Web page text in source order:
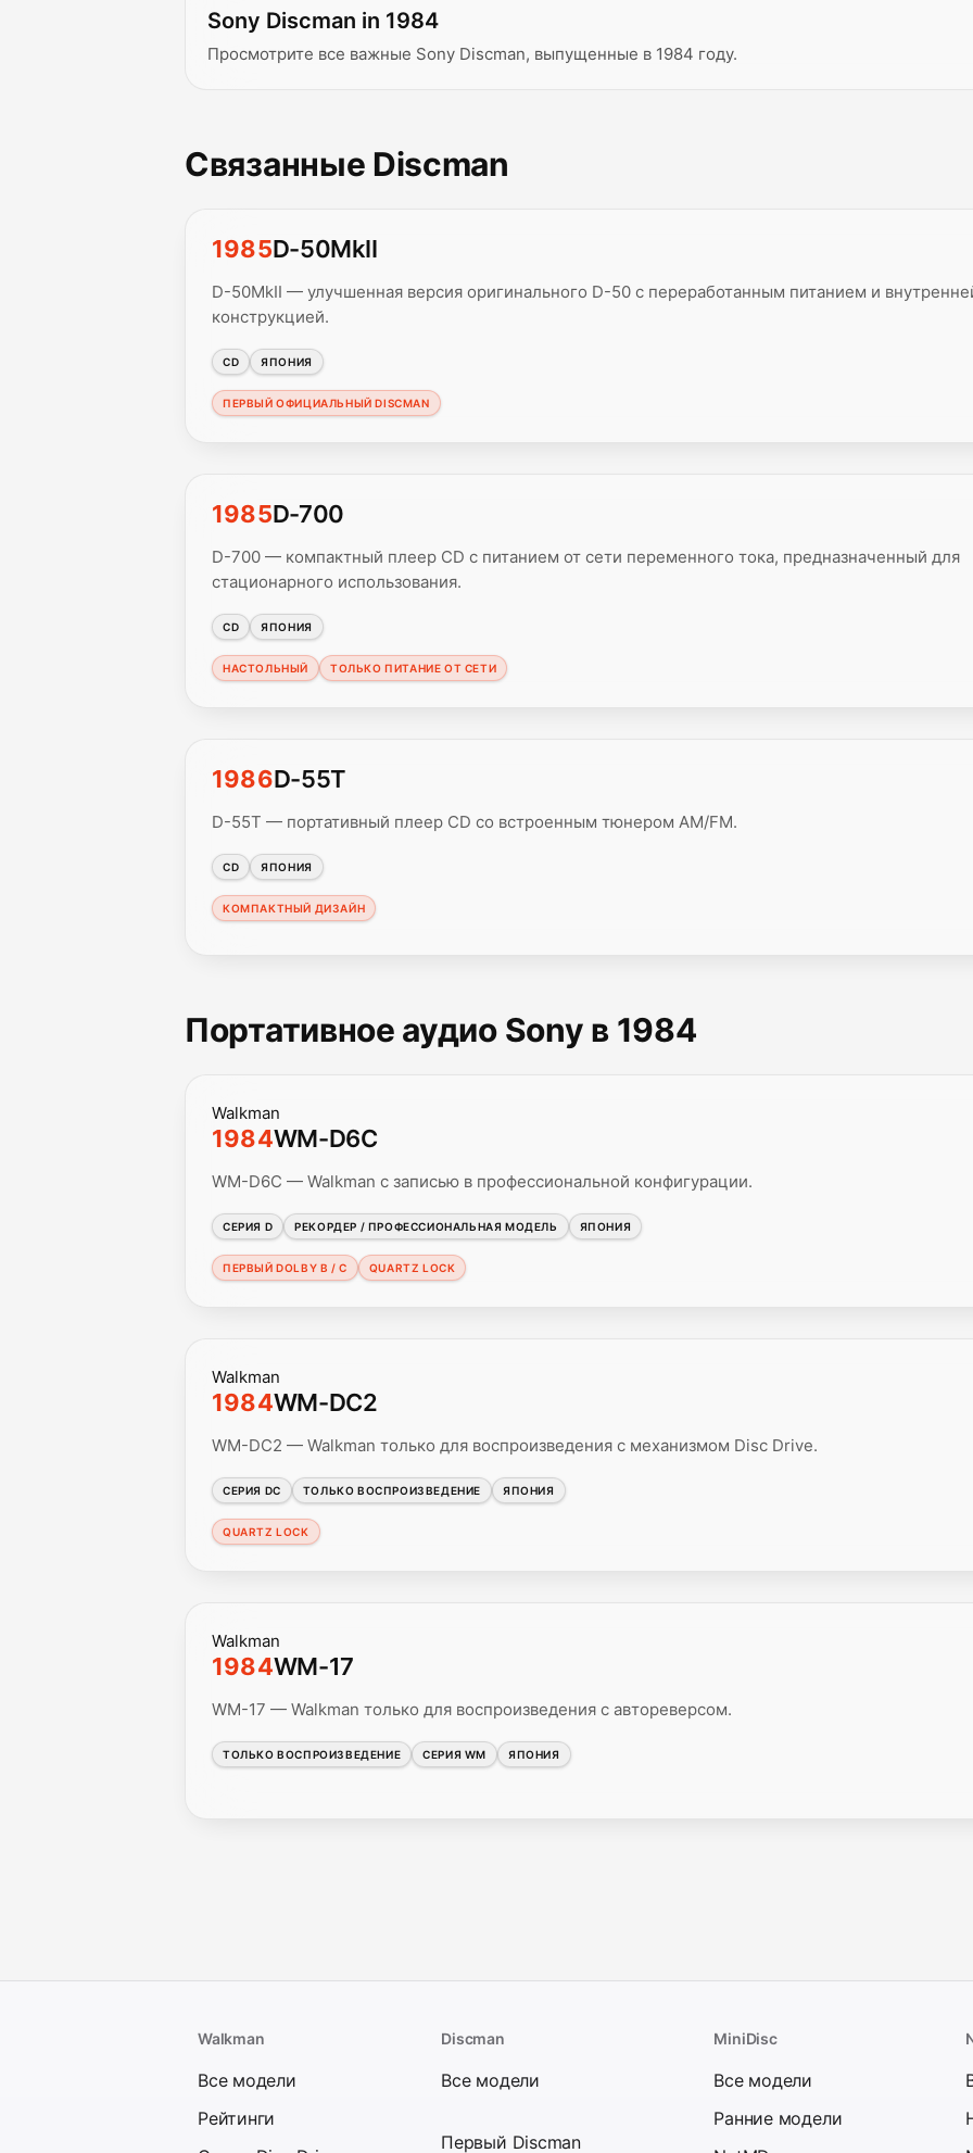
Sony Discman in 1984
Просмотрите все важные Sony Discman, выпущенные в 1984 году.
Связанные Discman
1985D-50MkII
D-50MkII — улучшенная версия оригинального D-50 с переработанным питанием и
конструкцией.
CD ЯПОНИЯ
ПЕРВЫЙ ОФИЦИАЛЬНЫЙ DISCMAN
1985D-700
D-700 — компактный плеер CD с питанием от сети переменного тока, предназначенный для
стационарного использования.
CD ЯПОНИЯ
НАСТОЛЬНЫЙ ТОЛЬКО ПИТАНИЕ ОТ СЕТИ
1986D-55T
D-55T — портативный плеер CD со встроенным тюнером AM/FM.
CD ЯПОНИЯ
КОМПАКТНЫЙ ДИЗАЙН
Портативное аудио Sony в 1984
Walkman
1984WM-D6C
WM-D6C — Walkman с записью в профессиональной конфигурации.
СЕРИЯ D РЕКОРДЕР / ПРОФЕССИОНАЛЬНАЯ МОДЕЛЬ ЯПОНИЯ
ПЕРВЫЙ DOLBY B / C QUARTZ LOCK
Walkman
1984WM-DC2
WM-DC2 — Walkman только для воспроизведения с механизмом Disc Drive.
СЕРИЯ DC ТОЛЬКО ВОСПРОИЗВЕДЕНИЕ ЯПОНИЯ
QUARTZ LOCK
Walkman
1984WM-17
WM-17 — Walkman только для воспроизведения с автореверсом.
ТОЛЬКО ВОСПРОИЗВЕДЕНИЕ СЕРИЯ WM ЯПОНИЯ
Walkman
Все модели
Рейтинги
Discman
Все модели
Первый Discman
MiniDisc
Все модели
Ранние модели